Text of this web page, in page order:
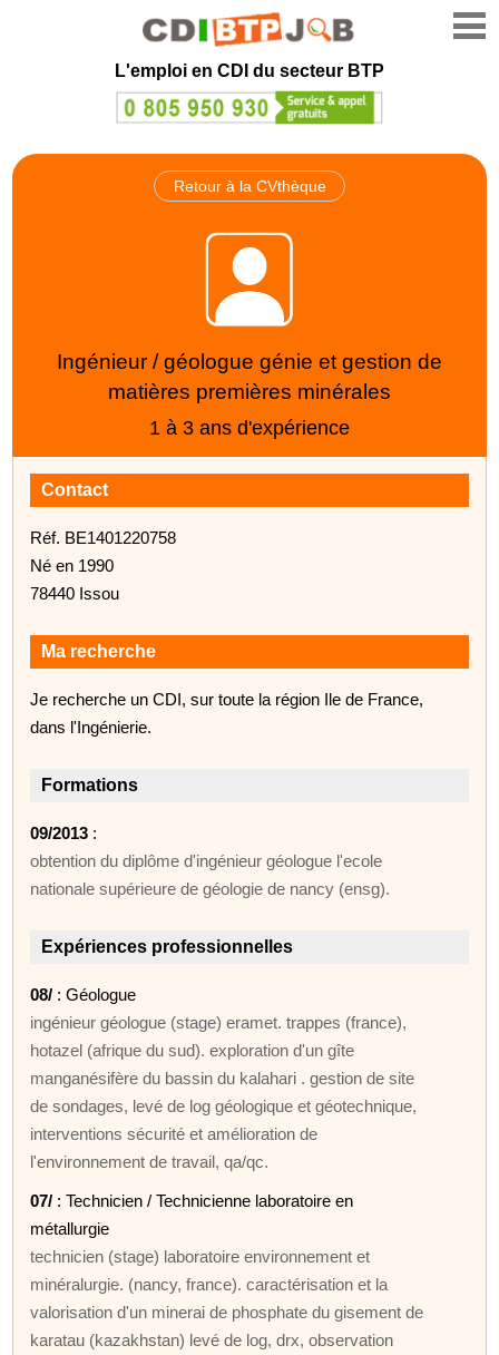
L'emploi en CDI du secteur BTP
Retour à la CVthèque
Ingénieur / géologue génie et gestion de
matières premières minérales
1 à 3 ans d'expérience
Contact
Réf. BE1401220758
Né en 1990
78440 Issou
Ma recherche
Je recherche un CDI, sur toute la région Ile de France,
dans l'Ingénierie.
Formations
09/2013 :
obtention du diplôme d'ingénieur géologue l'ecole
nationale supérieure de géologie de nancy (ensg).
Expériences professionnelles
08/ : Géologue
ingénieur géologue (stage) eramet. trappes (france),
hotazel (afrique du sud). exploration d'un gîte
manganésifère du bassin du kalahari . gestion de site
de sondages, levé de log géologique et géotechnique,
interventions sécurité et amélioration de
l'environnement de travail, qa/qc.
07/ : Technicien / Technicienne laboratoire en
métallurgie
technicien (stage) laboratoire environnement et
minéralurgie. (nancy, france). caractérisation et la
valorisation d'un minerai de phosphate du gisement de
karatau (kazakhstan) levé de log, drx, observation